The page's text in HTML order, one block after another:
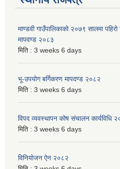
माण्डवी गाउँपालिकाको २०७९ सालमा
मापदण्ड २०८३
मिति : 3 weeks 6 days
भू-उपयोग बर्गिकरण मापदण्ड २०८२
मिति : 3 weeks 6 days
विपद व्यवस्थापन कोष संचालन कार्यविधि
मिति : 3 weeks 6 days
विनियोजन ऐन २०८२